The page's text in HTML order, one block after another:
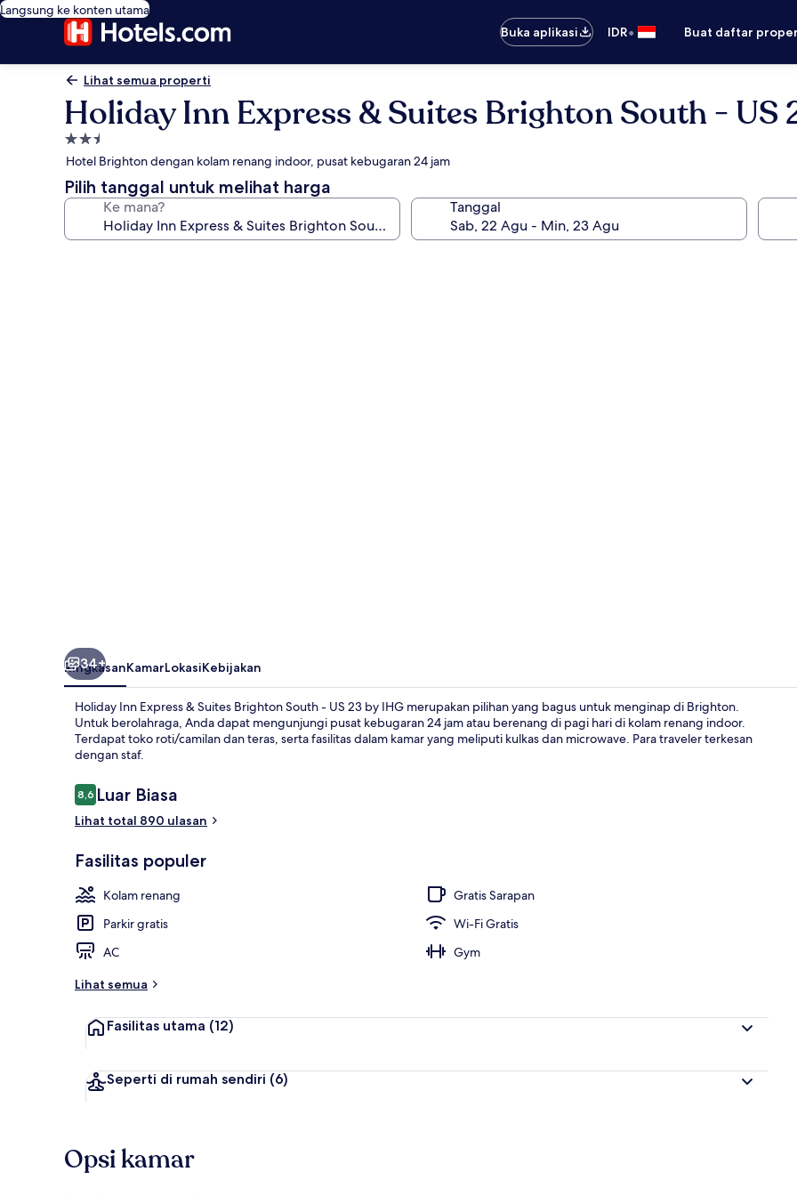
Langsung ke konten utama
Buka aplikasi
IDR• Buat daftar
Lihat semua properti
Holiday Inn Express & Suites Brighton South - US
Properti
bintang
2.5
Hotel Brighton dengan kolam renang indoor, pusat kebugaran 24 jam
Pilih tanggal untuk melihat harga
Ke mana? Tanggal
34+
RingkasanKamarLokasiKebijakan
Holiday Inn Express & Suites Brighton South - US 23 by IHG merupakan pilihan yang bagus untuk menginap di Brighton.
Untuk berolahraga, Anda dapat mengunjungi pusat kebugaran 24 jam atau berenang di pagi hari di kolam renang indoor.
Terdapat toko roti/camilan dan teras, serta fasilitas dalam kamar yang meliputi kulkas dan microwave. Para traveler terkesan
dengan staf.
Ulasan
8,68,6 dari 10
Luar Biasa
Lihat total 890 ulasan
Fasilitas populer
Kolam renang
Gratis Sarapan
Parkir gratis
Wi-Fi Gratis
AC
Gym
Lihat semua
Fasilitas utama (12)
Seperti di rumah sendiri (6)
Opsi kamar